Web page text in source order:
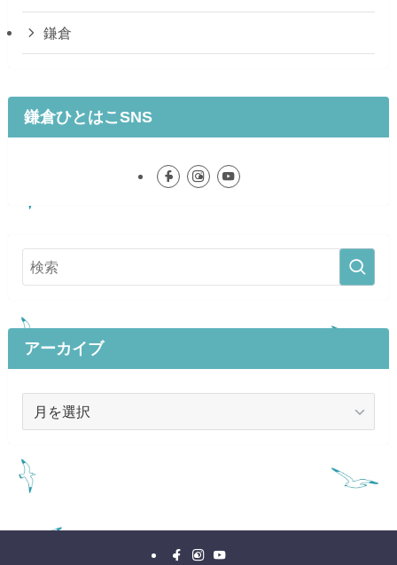
鎌倉
鎌倉ひとはこSNS
アーカイブ
イ
ブ